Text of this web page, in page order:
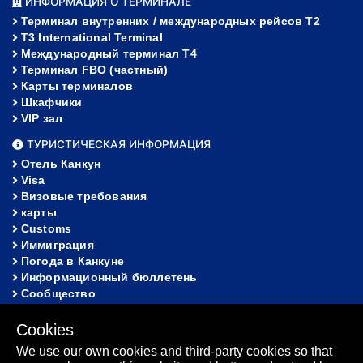
Терминал внутренних / международных рейсов T2
T3 International Terminal
Международный терминал Т4
Терминал FBO (частный)
Карты терминалов
Шкафчики
VIP зал
ТУРИСТИЧЕСКАЯ ИНФОРМАЦИЯ
Отель Канкун
Visa
Визовые требования
карты
Customs
Иммиграция
Погода в Канкуне
Информационный бюллетень
Сообщество
FAQ
Потерянное и найденное
Cookies
We use our own cookies and third-party cookies so that